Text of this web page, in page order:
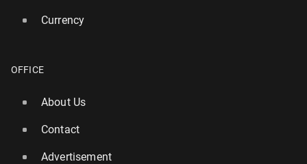
Currency
OFFICE
About Us
Contact
Advertisement